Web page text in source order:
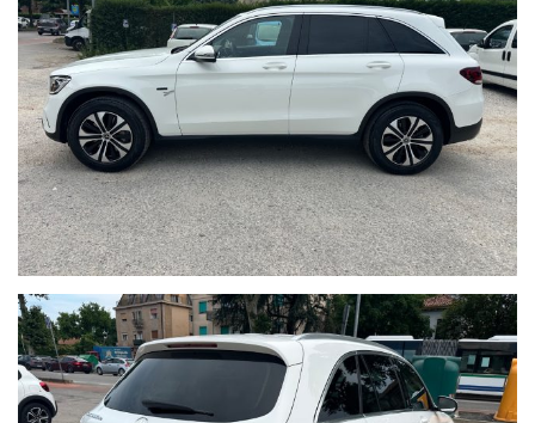
UNICO PROPRIETARIO…KM CERTIFICATI,TAGLIANDI
REGOLARI, IVA ESPOSTA E COMPRESA…
LIBERA DAI BLOCCHI DEL TRAFFICO IN CITTA’…
QUESTA
AUTO PUO’ SEMPRE CIRCOLARE…
RISPONDE ALLA NORMATIVA EURO 6dt
VANTAGGIO:SE PUOI DETRARRE O SCARICARE L’IVA L’AUTO
TI COSTA IL 22% IN MENO…
VersioneGLC 300 de 4Matic EQ-Power Executive con:
Climatizzatore automatico (thermatic 2 zone), Sedili riscaldabili,
Sedili elettricamente registrabili, attention-assist(sensore colpo
di sonno),Proiettore led high performance,
regolatore di velocitàadattativo, Dispositivo traino(testa